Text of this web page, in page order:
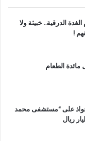
الدرقية.. خبيثة ولا
!
الطعام
على “مستشفى محمد